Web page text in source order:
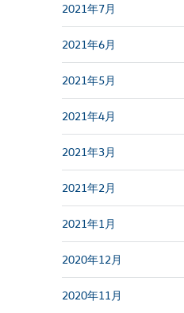
2021年7月
2021年6月
2021年5月
2021年4月
2021年3月
2021年2月
2021年1月
2020年12月
2020年11月